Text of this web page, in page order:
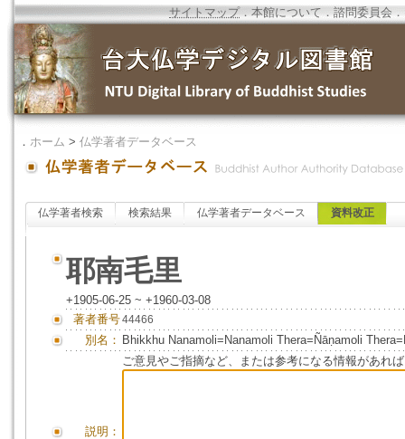
サイトマップ．本館について ．諮問委員会 ．
． ホーム > 仏学著者データベース
仏学著者検索 検索結果 仏学著者データベース 資料改正
耶南毛里
+1905-06-25 ~ +1960-03-08
著者番号44466
別名： Bhikkhu Nanamoli=Nanamoli Thera=Ñāṇamoli
説明：
ご意見やご指摘など、または参考になる情報があれ